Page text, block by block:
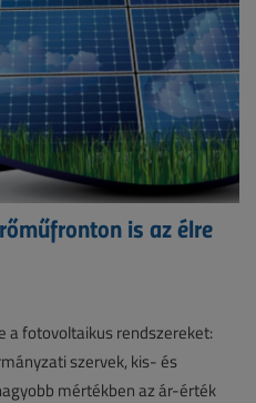
is az élre
a fotovoltaikus rendszereket:
szervek, kis- és
mértékben az ár-érték